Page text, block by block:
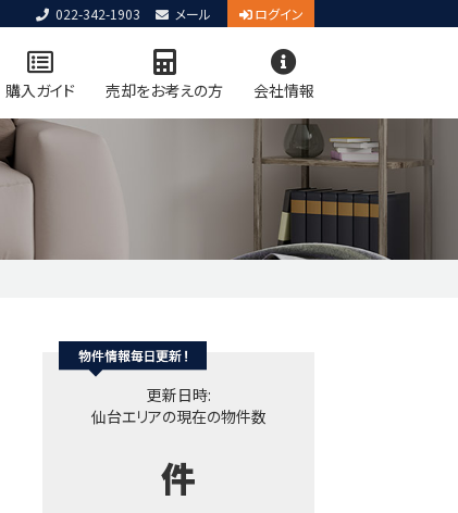
022-342-1903 メール ログイン
購入ガイド 売却をお考えの方 会社情報
アクセス
コーポレートサイト
個人情報保護方針
更新日時:
仙台エリアの現在の物件数
件